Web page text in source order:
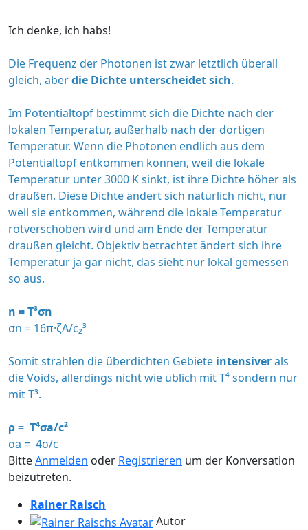
Ich denke, ich habs!
Die Frequenz der Photonen ist zwar letztlich überall
gleich, aberdie Dichte unterscheidet sich.
Im Potentialtopf bestimmt sich die Dichte nach der
lokalen Temperatur, außerhalb nach der dortigen
Temperatur. Wenn die Photonen endlich aus dem
Potentialtopf entkommen können, weil die lokale
Temperatur unter 3000 K sinkt, ist ihre Dichte höher als
draußen. Diese Dichte ändert sich natürlich nicht, nur
weil sie entkommen, während die lokale Temperatur
rotverschoben wird und am Ende der Temperatur
draußen gleicht. Objektiv betrachtet ändert sich ihre
Temperatur ja gar nicht, das sieht nur lokal gemessen
so aus.
n = T³σn
σn = 16π·ζA/c₂³
Somit strahlen die überdichten Gebiete intensiverals
die Voids, allerdings nicht wie üblich mit T⁴ sondern nur
mit T³.
ρ = T⁴σa/c²
σa = 4σ/c
BitteAnmelden oder Registrieren um der Konversation
beizutreten.
Rainer Raisch
Autor